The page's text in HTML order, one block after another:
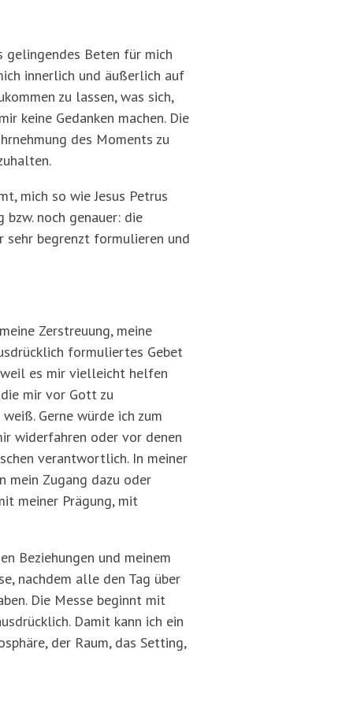
gelingendes Beten für mich
innerlich und äußerlich auf
zu lassen, was sich,
keine Gedanken machen. Die
des Moments zu
mich so wie Jesus Petrus
noch genauer: die
sehr begrenzt formulieren und
Zerstreuung, meine
formuliertes Gebet
weil es mir vielleicht helfen
mir vor Gott zu
Gerne würde ich zum
widerfahren oder vor denen
verantwortlich. In meiner
mein Zugang dazu oder
meiner Prägung, mit
Beziehungen und meinem
nachdem alle den Tag über
Die Messe beginnt mit
Damit kann ich ein
der Raum, das Setting,